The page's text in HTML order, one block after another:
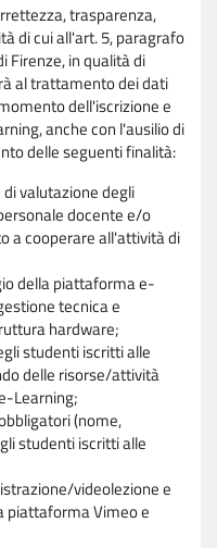
trasparenza,
di cui all'art. 5, paragrafo
Firenze, in qualità di
al trattamento dei dati
dell'iscrizione e
anche con l'ausilio di
delle seguenti finalità:
valutazione degli
docente e/o
a cooperare all'attività di
della piattaforma e-
tecnica e
hardware;
studenti iscritti alle
delle risorse/attività
Learning;
(nome,
studenti iscritti alle
videolezione e
piattaforma Vimeo e